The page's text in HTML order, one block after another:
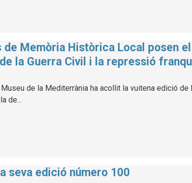
de Memòria Històrica Local posen
la Guerra Civil i la repressió
de la Mediterrània ha acollit la vuitena edició
de...
seva edició número 100